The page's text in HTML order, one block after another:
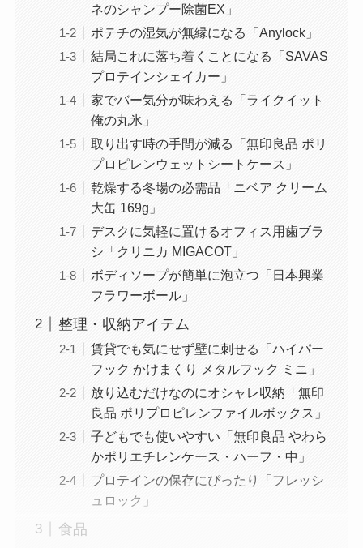
ネのシャンプー除菌EX」
ポテチの湿気が無縁になる「Anylock」
結局これに落ち着くことになる「SAVAS
プロテインシェイカー」
家でバー気分が味わえる「ライクイット
俺の丸氷」
取り出す時の手間が減る「無印良品 ポリ
プロピレンウェットシートケース」
乾燥する冬場の必需品「ニベア クリーム
大缶 169g」
デスクに気軽に置けるオフィス用歯ブラ
シ「クリニカ MIGACOT」
ボディソープが簡単に泡立つ「日本興業
フラワーボール」
整理・収納アイテム
賃貸でも気にせず壁に刺せる「ハイパー
フック かけまくり メタルフック ミニ」
放り込むだけなのにオシャレ収納「無印
良品 ポリプロピレンファイルボックス」
子どもでも使いやすい「無印良品 やわら
かポリエチレンケース・ハーフ・中」
プロテインの保存にぴったり「フレッシ
ュロック」
食品